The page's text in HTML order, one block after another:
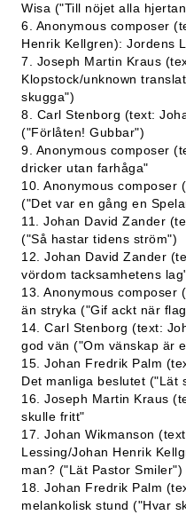
Wisa ("Till nöjet alla
6. Anonymous composer
Henrik Kellgren): Jordens
7. Joseph Martin Kraus
Klopstock/unknown
skugga")
8. Carl Stenborg (text:
("Förlåten! Gubbar")
9. Anonymous composer
dricker utan farhåga"
10. Anonymous composer
("Det var en gång en
11. Johan David Zander
("Så hastar tidens ström")
12. Johan David Zander
vördom tacksamhetens
13. Anonymous composer
än stryka ("Gif ackt när
14. Carl Stenborg (text:
god vän ("Om vänskap är
15. Johan Fredrik Palm
Det manliga beslutet ("Lät
16. Joseph Martin Kraus
skulle fritt"
17. Johan Wikmanson
Lessing/Johan Henrik
man? ("Lät Pastor Smiler")
18. Johan Fredrik Palm
melankolisk stund ("Hvar